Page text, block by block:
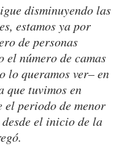
disminuyendo las
estamos ya por
de personas
el número de camas
lo queramos ver– en
que tuvimos en
el periodo de menor
el inicio de la